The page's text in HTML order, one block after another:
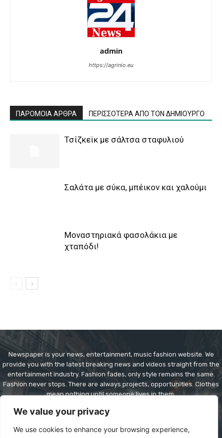
We value your privacy
We use cookies to enhance your browsing experience,
admin
https://agrinio.eu
ΠΑΡΟΜΟΙΑ ΑΡΘΡΑ ΠΕΡΙΣΣΟΤΕΡΑ ΑΠΟ ΤΟΝ ΔΗΜΙΟΥΡΓΟ
Τσίζκεϊκ με σάλτσα σταφυλιού
Σαλάτα με σύκα, μπέικον και χαλούμι
Μοναστηριακά φασολάκια με
χταπόδι!
Newspaper is your news, entertainment, music fashion website. We
provide you with the latest breaking news and videos straight from the
entertainment industry. Fashion fades, only style remains the same.
Fashion never stops. There are always projects, opportunities. Clothes
mean nothing until someone lives in them.
Contact us:contact@yoursite.com